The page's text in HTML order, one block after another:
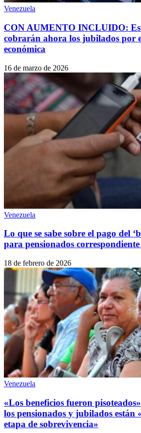
Venezuela
CON AUMENTO INCLUIDO:
cobrarán ahora los jubilados por
económica
16 de marzo de 2026
Venezuela
Lo que se sabe sobre el pago del
para pensionados
18 de febrero de 2026
Venezuela
«Los beneficios fueron
los pensionados y jubilados están
etapa de sobrevivencia»